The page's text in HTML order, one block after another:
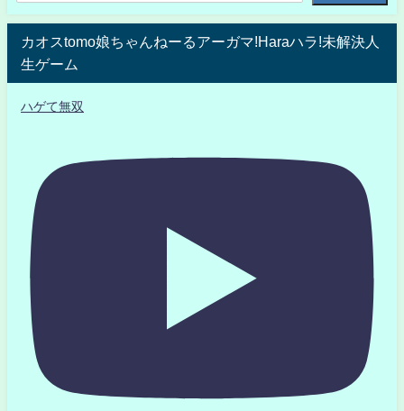
カオスtomo娘ちゃんねーるアーガマ!Haraハラ!未解決人
生ゲーム
ハゲて無双